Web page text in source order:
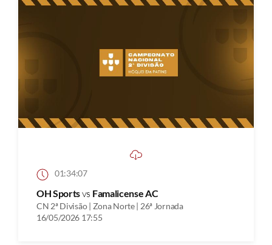
01:34:07
OH Sportsvs Famalicense AC
CN 2ª Divisão | Zona Norte | 26ª Jornada
16/05/2026 17:55